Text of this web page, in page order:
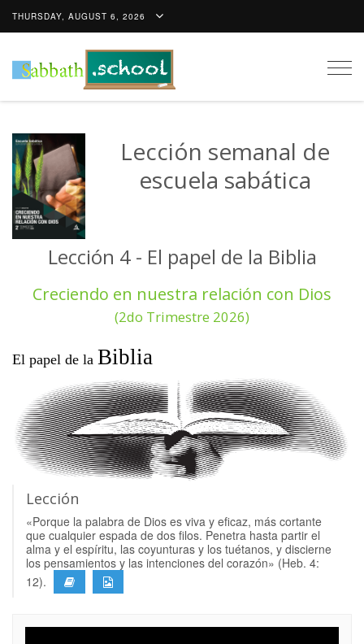
THURSDAY, AUGUST 6, 2026
Lección semanal de
escuela sabática
Lección 4 - El papel de la Biblia
Creciendo en nuestra relación con Dios
(2do Trimestre 2026)
El papel de la Biblia
Lección
«Porque la palabra de Dios es viva y eficaz, más cortante
que cualquier espada de dos filos. Penetra hasta partir el
alma y el espíritu, las coyunturas y los tuétanos, y discierne
los pensamientos y las intenciones del corazón» (Heb. 4:
12).